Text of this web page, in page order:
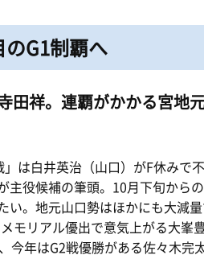
得点率ランキング
今節の進入コース別成績
新人レーサー紹介
山口支部選手一覧(
のG1制覇へ
田祥。連覇がかかる宮地
」は白井英治（山口）がF休みで
主役候補の筆頭。10月下旬から
い。地元山口勢はほかにも大減
モリアル優出で意気上がる大峯
今年はG2戦優勝がある佐々木完